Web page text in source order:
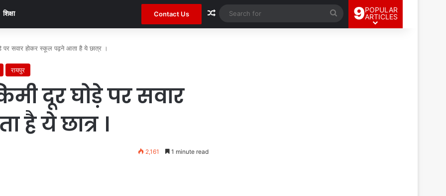
शिक्षा Contact Us Random Article
Search
for
9POPULAR
ARTICLES
पर सवार होकर स्कूल पढ़ने आता है ये छात्र ।
रायपुर
दूर घोड़े पर सवार
ये छात्र ।
2,161 1 minute read